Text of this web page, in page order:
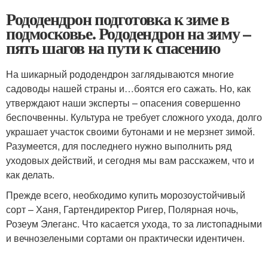
Рододендрон подготовка к зиме в
подмосковье. Рододендрон на зиму –
пять шагов на пути к спасению
На шикарный рододендрон заглядываются многие
садоводы нашей страны и…боятся его сажать. Но, как
утверждают наши эксперты – опасения совершенно
беспочвенны. Культура не требует сложного ухода, долго
украшает участок своими бутонами и не мерзнет зимой.
Разумеется, для последнего нужно выполнить ряд
уходовых действий, и сегодня мы вам расскажем, что и
как делать.
Прежде всего, необходимо купить морозоустойчивый
сорт – Ханя, Гартендиректор Ригер, Полярная ночь,
Розеум Элеганс. Что касается ухода, то за листопадными
и вечнозелеными сортами он практически идентичен.